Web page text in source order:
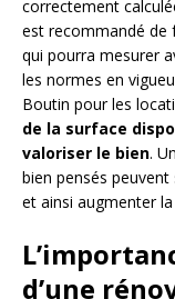
correctement
est recommandé de
qui pourra mesurer
les normes en
Boutin pour les
de la surface
valoriser le bien.
bien pensés peuvent
et ainsi augmenter
d’une